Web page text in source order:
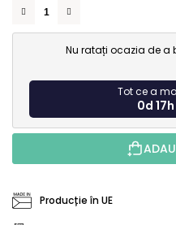
Nu ratați ocazia de a
Tot ce a
0d
Producție în UE